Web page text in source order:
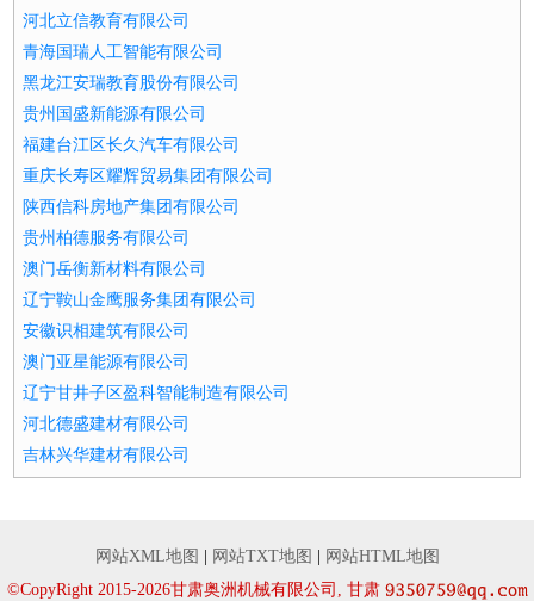
河北立信教育有限公司
青海国瑞人工智能有限公司
黑龙江安瑞教育股份有限公司
贵州国盛新能源有限公司
福建台江区长久汽车有限公司
重庆长寿区耀辉贸易集团有限公司
陕西信科房地产集团有限公司
贵州柏德服务有限公司
澳门岳衡新材料有限公司
辽宁鞍山金鹰服务集团有限公司
安徽识相建筑有限公司
澳门亚星能源有限公司
辽宁甘井子区盈科智能制造有限公司
河北德盛建材有限公司
吉林兴华建材有限公司
网站XML地图 网站TXT地图
网站HTML地图
©CopyRight 2015-2026甘肃奥洲机械有限公司, 甘肃